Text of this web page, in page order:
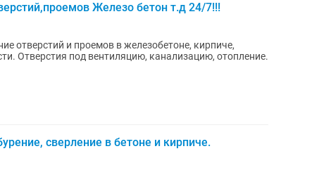
Железо бетон т.д 24/7!!!
сверление в бетоне и кирпиче.